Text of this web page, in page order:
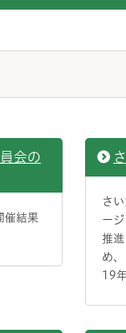
会の
催結果
さ
ー
推
め
19